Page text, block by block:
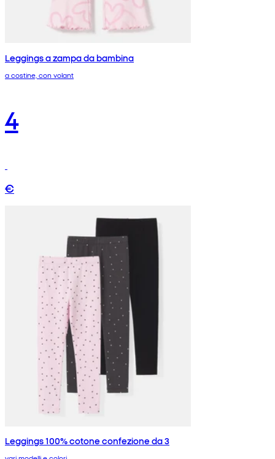
Leggings a zampa da bambina
a costine, con volant
4
€
Leggings 100% cotone confezione da 3